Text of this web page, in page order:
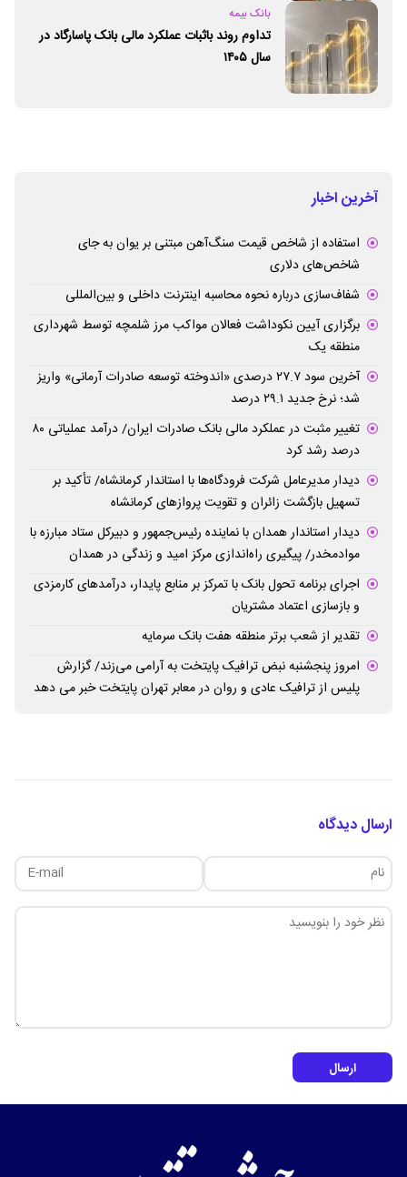
بانک بیمه
تداوم روند باثبات عملکرد مالی بانک پاسارگاد در
سال ۱۴۰۵
آخرین اخبار
استفاده از شاخص قیمت سنگ‌آهن مبتنی بر یوان به جای
شاخص‌های دلاری
شفاف‌سازی درباره نحوه محاسبه اینترنت داخلی و بین‌المللی
برگزاری آیین نکوداشت فعالان مواکب مرز شلمچه توسط شهرداری
منطقه یک
آخرین سود ۲۷.۷ درصدی «اندوخته توسعه صادرات آرمانی» واریز
شد؛ نرخ جدید ۲۹.۱ درصد
تغییر مثبت در عملکرد مالی بانک صادرات ایران/ درآمد عملیاتی ۸۰
درصد رشد کرد
دیدار مدیرعامل شرکت فرودگاه‌ها با استاندار کرمانشاه/ تأکید بر
تسهیل بازگشت زائران و تقویت پروازهای کرمانشاه
دیدار استاندار همدان با نماینده رئیس‌جمهور و دبیرکل ستاد مبارزه با
موادمخدر/ پیگیری راه‌اندازی مرکز امید و زندگی در همدان
اجرای برنامه تحول بانک با تمرکز بر منابع پایدار، درآمدهای کارمزدی
و بازسازی اعتماد مشتریان
تقدیر از شعب برتر منطقه هفت بانک سرمایه
امروز پنجشنبه نبض ترافیک پایتخت به آرامی می‌زند/ گزارش
پلیس از ترافیک عادی و روان در معابر تهران پایتخت خبر می دهد
ارسال دیدگاه
ارسال